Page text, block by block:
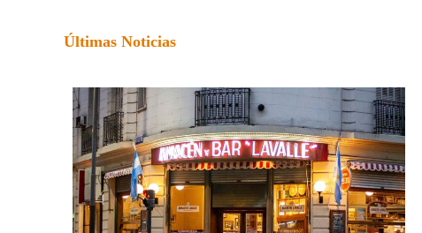
Últimas Noticias